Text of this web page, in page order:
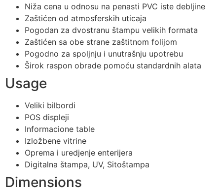
Niža cena u odnosu na penasti PVC iste debljine
Zaštićen od atmosferskih uticaja
Pogodan za dvostranu štampu velikih formata
Zaštićen sa obe strane zaštitnom folijom
Pogodno za spoljnju i unutrašnju upotrebu
Širok raspon obrade pomoću standardnih alata
Usage
Veliki bilbordi
POS displeji
Informacione table
Izložbene vitrine
Oprema i uredjenje enterijera
Digitalna štampa, UV, Sitoštampa
Dimensions